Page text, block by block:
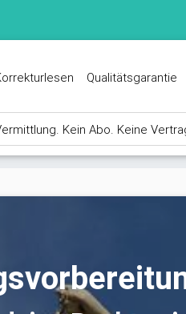
Qualitätsgarantie
Kein Abo. Keine